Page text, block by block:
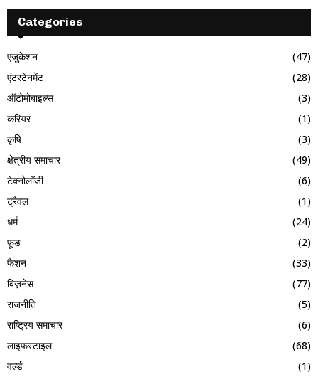
Categories
एजुकेशन
(47)
एंटरटेनमेंट
(28)
ऑटोमोबाइल्स
(3)
करियर
(1)
कृषि
(3)
क्षेत्रीय समाचार
(49)
टेक्नोलॉजी
(6)
ट्रैवल
(1)
धर्म
(24)
फ़ूड
(2)
फैशन
(33)
बिज़नेस
(77)
राजनीति
(5)
राष्ट्रिय समाचार
(6)
लाइफस्टाइल
(68)
वर्ल्ड
(1)